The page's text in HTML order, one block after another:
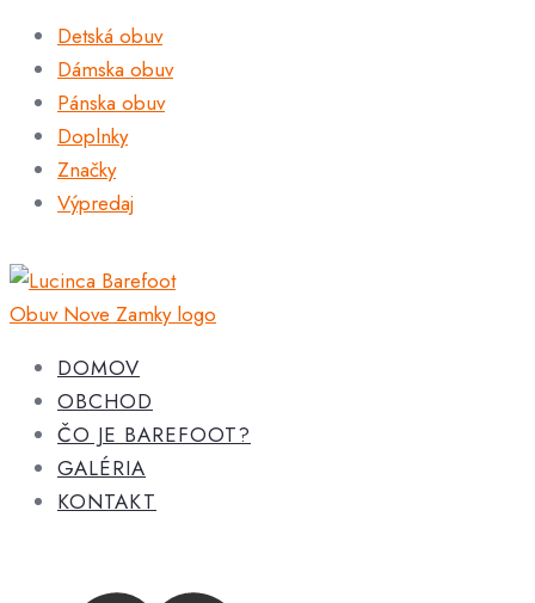
Detská obuv
Dámska obuv
Pánska obuv
Doplnky
Značky
Výpredaj
DOMOV
OBCHOD
ČO JE BAREFOOT?
GALÉRIA
KONTAKT